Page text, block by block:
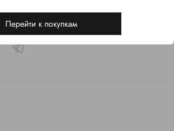
Перейти к покупкам